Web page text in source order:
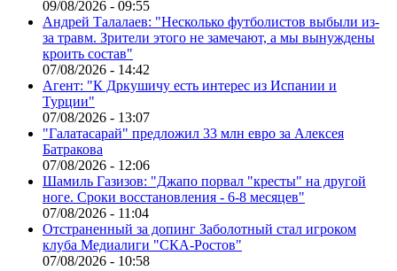
09/08/2026 - 09:55
Андрей Талалаев: "Несколько футболистов выбыли из-
за травм. Зрители этого не замечают, а мы вынуждены
кроить состав"
07/08/2026 - 14:42
Агент: "К Дркушичу есть интерес из Испании и
Турции"
07/08/2026 - 13:07
"Галатасарай" предложил 33 млн евро за Алексея
Батракова
07/08/2026 - 12:06
Шамиль Газизов: "Джапо порвал "кресты" на другой
ноге. Сроки восстановления - 6-8 месяцев"
07/08/2026 - 11:04
Отстраненный за допинг Заболотный стал игроком
клуба Медиалиги "СКА-Ростов"
07/08/2026 - 10:58